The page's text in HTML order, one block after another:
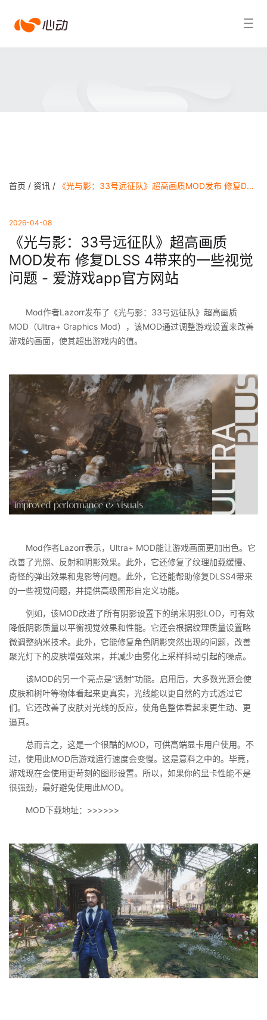
爱搜索结果
首页 / 资讯 / 《光与影：33号远征队》超高画质MOD发布 修复DLSS 4带来的一些视觉问题 - 爱游戏app官方网站
2026-04-08
《光与影：33号远征队》超高画质
MOD发布 修复DLSS 4带来的一些视觉
问题 - 爱游戏app官方网站
Mod作者Lazorr发布了《光与影：33号远征队》超高画质
MOD（Ultra+ Graphics Mod），该MOD通过调整游戏设置来改善
游戏的画面，使其超出游戏内的值。
Mod作者Lazorr表示，Ultra+ MOD能让游戏画面更加出色。它
改善了光照、反射和阴影效果。此外，它还修复了纹理加载缓慢、
奇怪的弹出效果和鬼影等问题。此外，它还能帮助修复DLSS4带来
的一些视觉问题，并提供高级图形自定义功能。
例如，该MOD改进了所有阴影设置下的纳米阴影LOD，可有效
降低阴影质量以平衡视觉效果和性能。它还会根据纹理质量设置略
微调整纳米技术。此外，它能修复角色阴影突然出现的问题，改善
聚光灯下的皮肤增强效果，并减少由雾化上采样抖动引起的噪点。
该MOD的另一个亮点是“透射”功能。启用后，大多数光源会使
皮肤和树叶等物体看起来更真实，光线能以更自然的方式透过它
们。它还改善了皮肤对光线的反应，使角色整体看起来更生动、更
逼真。
总而言之，这是一个很酷的MOD，可供高端显卡用户使用。不
过，使用此MOD后游戏运行速度会变慢。这是意料之中的。毕竟，
游戏现在会使用更苛刻的图形设置。所以，如果你的显卡性能不是
很强劲，最好避免使用此MOD。
MOD下载地址：>>>>>>